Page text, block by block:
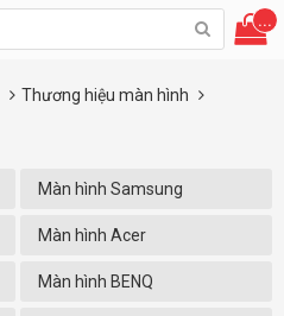
...
Thương hiệu màn hình
Màn hình Samsung
Màn hình Acer
Màn hình BENQ